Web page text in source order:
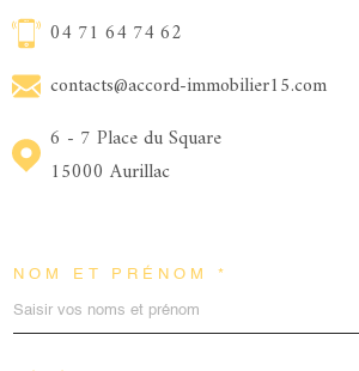
04 71 64 74 62
contacts@accord-immobilier15.com
6 - 7 Place du Square
15000 Aurillac
NOM ET PRÉNOM *